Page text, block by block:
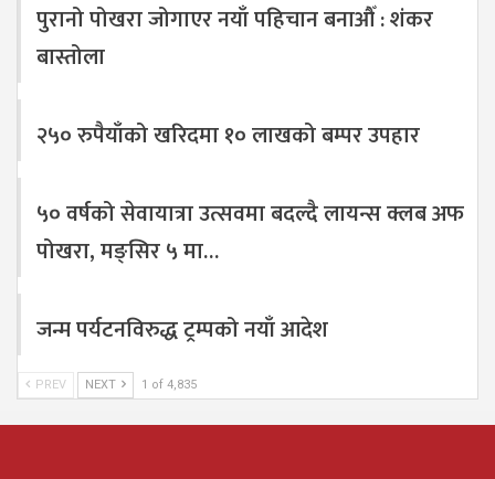
पुरानो पोखरा जोगाएर नयाँ पहिचान बनाऔँ : शंकर
बास्तोला
२५० रुपैयाँको खरिदमा १० लाखको बम्पर उपहार
५० वर्षको सेवायात्रा उत्सवमा बदल्दै लायन्स क्लब अफ
पोखरा, मङ्सिर ५ मा…
जन्म पर्यटनविरुद्ध ट्रम्पको नयाँ आदेश
PREV NEXT 1 of 4,835